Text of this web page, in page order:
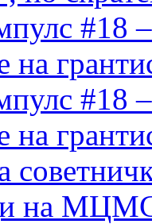
#18
на
#18
на
на МЦМС